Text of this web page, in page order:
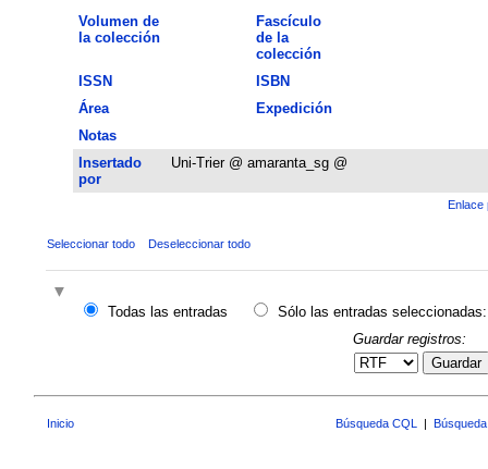
Volumen de
la colección
Fascículo
de la
colección
ISSN
ISBN
Área
Expedición
Notas
Insertado
por
Uni-Trier @ amaranta_sg @
Enlace
Seleccionar todo Deseleccionar todo
Todas las entradas
Sólo las entradas seleccionadas:
Guardar registros:
Guardar
Inicio Búsqueda CQL